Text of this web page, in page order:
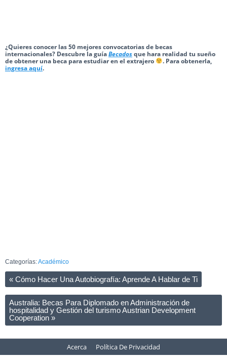
¿Quieres conocer las 50 mejores convocatorias de becas
internacionales? Descubre la guíaBecadosque hara realidad tu sueño
de obtener una beca para estudiar en el extrajero
. Para obtenerla,
ingresa aquí.
Categorías:Académico
« Cómo Hacer Una Autobiografía: Aprende A Hablar de Ti
Australia: Becas Para Diplomado en Administración de
hospitalidad y Gestión del turismo Austrian Development
Cooperation »
Acerca Política De Privacidad